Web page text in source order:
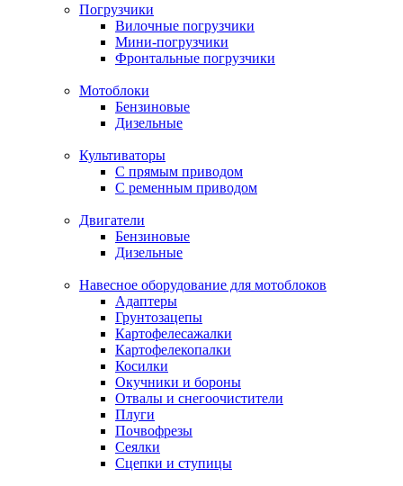
Погрузчики
Вилочные погрузчики
Мини-погрузчики
Фронтальные погрузчики
Мотоблоки
Бензиновые
Дизельные
Культиваторы
С прямым приводом
С ременным приводом
Двигатели
Бензиновые
Дизельные
Навесное оборудование для мотоблоков
Адаптеры
Грунтозацепы
Картофелесажалки
Картофелекопалки
Косилки
Окучники и бороны
Отвалы и снегоочистители
Плуги
Почвофрезы
Сеялки
Сцепки и ступицы